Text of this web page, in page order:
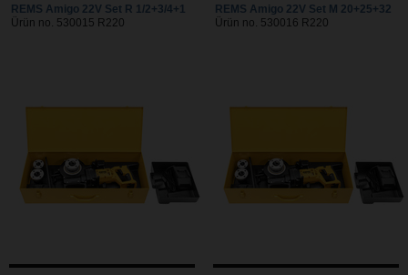
REMS Amigo 22V Set R 1/2+3/4+1
Ürün no. 530015 R220
REMS Amigo 22V Set M 20+25+32
Ürün no. 530016 R220